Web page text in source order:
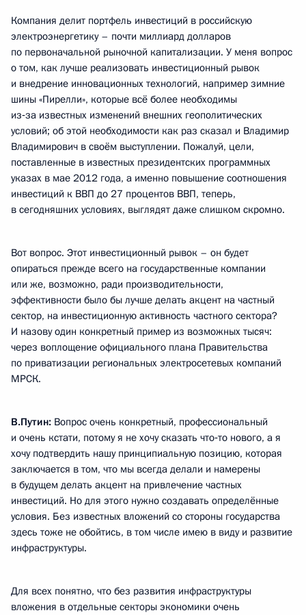
Компания делит портфель инвестиций в российскую
электроэнергетику – почти миллиард долларов
по первоначальной рыночной капитализации. У меня вопрос
о том, как лучше реализовать инвестиционный рывок
и внедрение инновационных технологий, например зимние
шины «Пирелли», которые всё более необходимы
из‑за известных изменений внешних геополитических
условий; об этой необходимости как раз сказал и Владимир
Владимирович в своём выступлении. Пожалуй, цели,
поставленные в известных президентских программных
указах в мае 2012 года, а именно повышение соотношения
инвестиций к ВВП до 27 процентов ВВП, теперь,
в сегодняшних условиях, выглядят даже слишком скромно.
Вот вопрос. Этот инвестиционный рывок – он будет
опираться прежде всего на государственные компании
или же, возможно, ради производительности,
эффективности было бы лучше делать акцент на частный
сектор, на инвестиционную активность частного сектора?
И назову один конкретный пример из возможных тысяч:
через воплощение официального плана Правительства
по приватизации региональных электросетевых компаний
МРСК.
В.Путин: Вопрос очень конкретный, профессиональный
и очень кстати, потому я не хочу сказать что‑то нового, а я
хочу подтвердить нашу принципиальную позицию, которая
заключается в том, что мы всегда делали и намерены
в будущем делать акцент на привлечение частных
инвестиций. Но для этого нужно создавать определённые
условия. Без известных вложений со стороны государства
здесь тоже не обойтись, в том числе имею в виду и развитие
инфраструктуры.
Для всех понятно, что без развития инфраструктуры
вложения в отдельные секторы экономики очень